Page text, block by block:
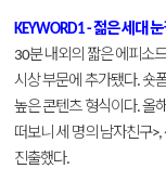
KEYWORD1 -젊은세대
30분내외의짧은에피소
시상부문에추가됐다.숏
높은콘텐츠형식이다.올
떠보니세명의남자친구>,
진출했다.